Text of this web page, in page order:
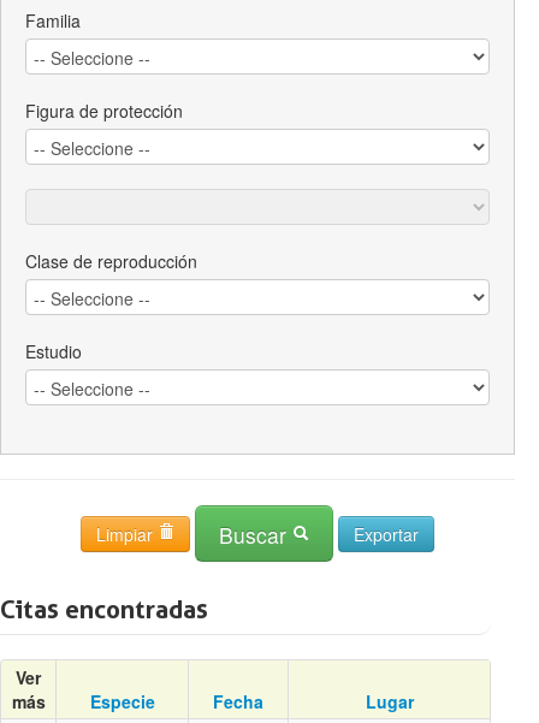
Familia
Figura de protección
Clase de reproducción
Estudio
Limpiar Buscar
Citas encontradas
Ver
más
Especie Fecha
Lugar